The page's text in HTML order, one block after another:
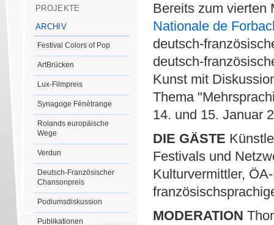
PROJEKTE
ARCHIV
Festival Colors of Pop
ArtBrücken
Lux-Filmpreis
Synagoge Fénétrange
Rolands europäische
Wege
Verdun
Deutsch-Französischer
Chansonpreis
Podiumsdiskussion
Publikationen
Bereits zum vierten
Nationale de
deutsch-
deutsch-
Kunst mit
Thema
14. und 15. Januar
DIE GÄSTE
Festivals und
Kulturvermittler,
MODERATION